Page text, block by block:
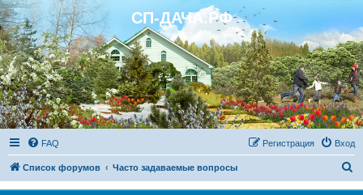
Регистрация СП-ДАЧА.РФ
FAQ Вход
Регистрация
Список форумов Часто задаваемые вопросы